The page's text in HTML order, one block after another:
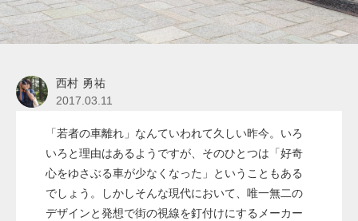
西村 勇祐
2017.03.11
「若者の車離れ」なんていわれて久しい昨今。いろ
いろと理由はあるようですが、そのひとつは「好奇
心をゆさぶる車が少なくなった」ということもある
でしょう。しかしそんな現代において、唯一無二の
デザインと発想で街の視線を釘付けにするメーカー